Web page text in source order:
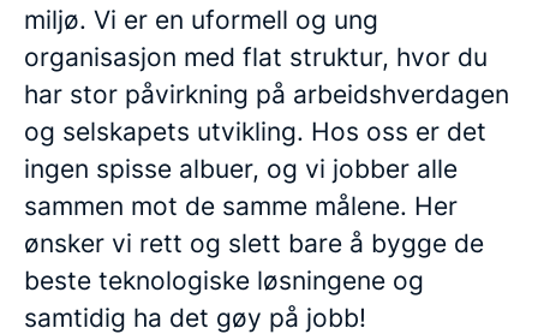
miljø. Vi er en uformell og ung
organisasjon med flat struktur, hvor du
har stor påvirkning på arbeidshverdagen
og selskapets utvikling. Hos oss er det
ingen spisse albuer, og vi jobber alle
sammen mot de samme målene. Her
ønsker vi rett og slett bare å bygge de
beste teknologiske løsningene og
samtidig ha det gøy på jobb!